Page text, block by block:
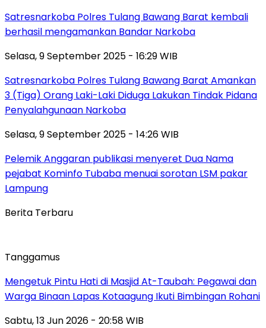
Satresnarkoba Polres Tulang Bawang Barat kembali
berhasil mengamankan Bandar Narkoba
Selasa, 9 September 2025 - 16:29 WIB
Satresnarkoba Polres Tulang Bawang Barat Amankan
3 (Tiga) Orang Laki-Laki Diduga Lakukan Tindak Pidana
Penyalahgunaan Narkoba
Selasa, 9 September 2025 - 14:26 WIB
Pelemik Anggaran publikasi menyeret Dua Nama
pejabat Kominfo Tubaba menuai sorotan LSM pakar
Lampung
Berita Terbaru
Tanggamus
Mengetuk Pintu Hati di Masjid At-Taubah: Pegawai dan
Warga Binaan Lapas Kotaagung Ikuti Bimbingan Rohani
Sabtu, 13 Jun 2026 - 20:58 WIB